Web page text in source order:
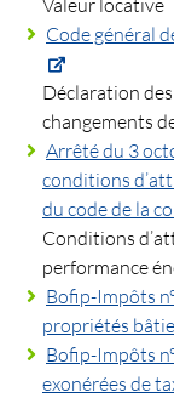
Code général
Déclaration
changements
Arrêté du 3
conditions
du code de la
Conditions
performance
Bofip-Impôts
propriétés
Bofip-Impôts
exonérées de